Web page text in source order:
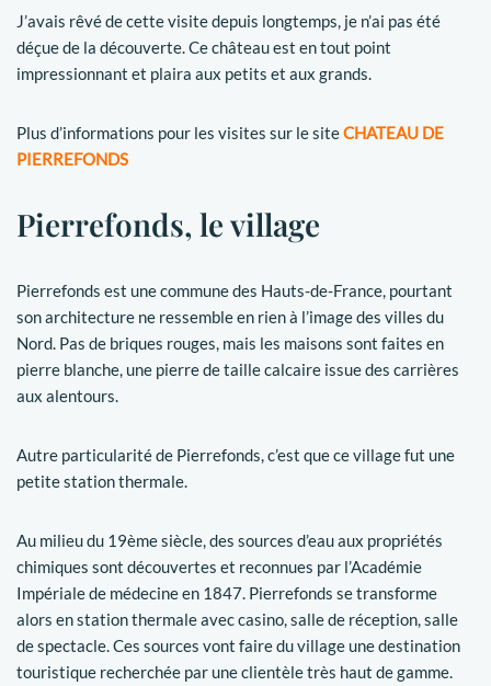
J’avais rêvé de cette visite depuis longtemps, je n’ai pas été
déçue de la découverte. Ce château est en tout point
impressionnant et plaira aux petits et aux grands.
Plus d’informations pour les visites sur le siteCHATEAU DE
PIERREFONDS
Pierrefonds, le village
Pierrefonds est une commune des Hauts-de-France, pourtant
son architecture ne ressemble en rien à l’image des villes du
Nord. Pas de briques rouges, mais les maisons sont faites en
pierre blanche, une pierre de taille calcaire issue des carrières
aux alentours.
Autre particularité de Pierrefonds, c’est que ce village fut une
petite station thermale.
Au milieu du 19ème siècle, des sources d’eau aux propriétés
chimiques sont découvertes et reconnues par l’Académie
Impériale de médecine en 1847. Pierrefonds se transforme
alors en station thermale avec casino, salle de réception, salle
de spectacle. Ces sources vont faire du village une destination
touristique recherchée par une clientèle très haut de gamme.